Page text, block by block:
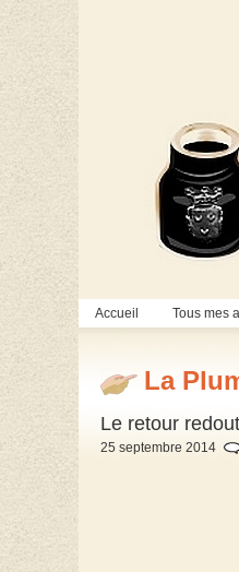
Accueil Tous mes
La
Le retour
25 septembre 2014